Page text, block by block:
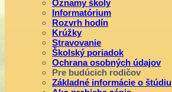
Oznamy školy
Informatórium
Rozvrh hodín
Krúžky
Stravovanie
Školský poriadok
Ochrana osobných údajov
Pre budúcich rodičov
Základné informácie o štúdiu